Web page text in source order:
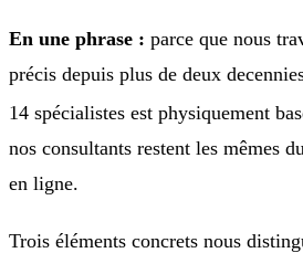
En une phrase : parce que nous
précis depuis plus de deux
14 spécialistes est physiquement
nos consultants restent les mêmes
en ligne.
Trois éléments concrets nous